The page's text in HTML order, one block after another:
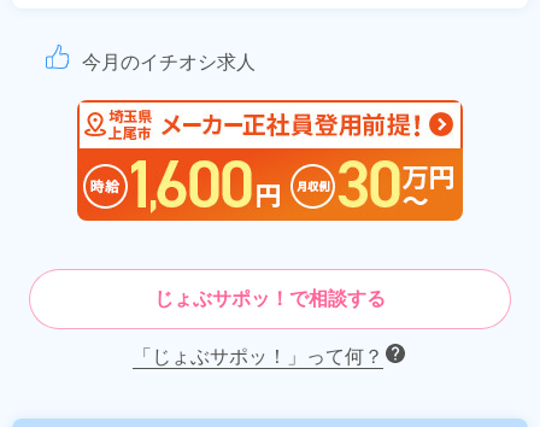
今月のイチオシ求人
じょぶサポッ！で相談する
「じょぶサポッ！」って何？